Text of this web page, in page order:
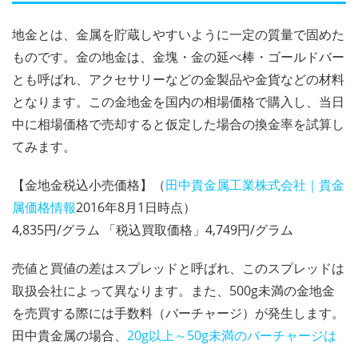
地金とは、金属を貯蔵しやすいように一定の質量で固めた
ものです。金の地金は、金塊・金の延べ棒・ゴールドバー
とも呼ばれ、アクセサリーなどの金製品や金貨などの材料
となります。この金地金を国内の相場価格で購入し、当日
中に相場価格で売却すると仮定した場合の換金率を試算し
てみます。
【金地金税込小売価格】（田中貴金属工業株式会社｜貴金
属価格情報2016年8月1日時点）
4,835円/グラム 「税込買取価格」4,749円/グラム
売値と買値の差はスプレッドと呼ばれ、このスプレッドは
取扱会社によって異なります。また、500g未満の金地金
を売買する際には手数料（バーチャージ）が発生します。
田中貴金属の場合、 20g以上～50g未満のバーチャージは